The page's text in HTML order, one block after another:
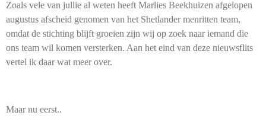
Zoals vele van jullie al weten heeft Marlies Beekhuizen afgelopen
augustus afscheid genomen van het Shetlander menritten team,
omdat de stichting blijft groeien zijn wij op zoek naar iemand die
ons team wil komen versterken. Aan het eind van deze nieuwsflits
vertel ik daar wat meer over.
Maar nu eerst..